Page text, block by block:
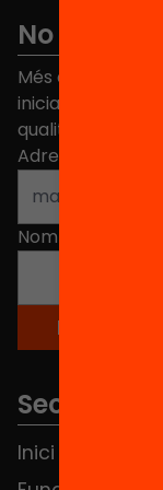
No et
Més de 40.000
iniciatives,
qualitat de
Adreça
Nom
Seccions
Inici